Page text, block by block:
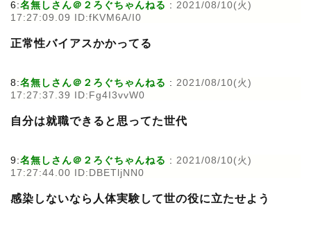
6:名無しさん＠２ろぐちゃんねる : 2021/08/10(火)
17:27:09.09 ID:fKVM6A/I0
正常性バイアスかかってる
8:名無しさん＠２ろぐちゃんねる : 2021/08/10(火)
17:27:37.39 ID:Fg4I3vvW0
自分は就職できると思ってた世代
9:名無しさん＠２ろぐちゃんねる : 2021/08/10(火)
17:27:44.00 ID:DBETljNN0
感染しないなら人体実験して世の役に立たせよう